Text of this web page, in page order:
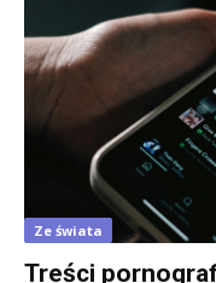
Ze świata
Treści